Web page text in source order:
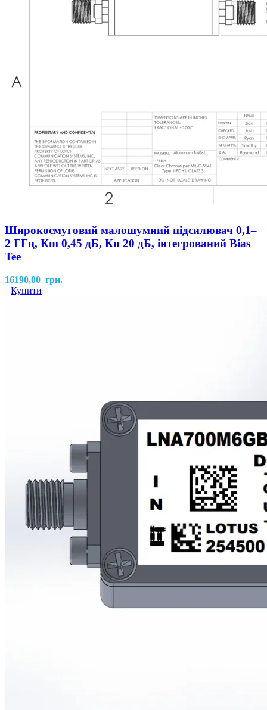
Широкосмуговий малошумний підсилювач 0,1–
2 ГГц, Кш 0,45 дБ, Кп 20 дБ, інтегрований Bias
Tee
16190,00 грн.
Купити